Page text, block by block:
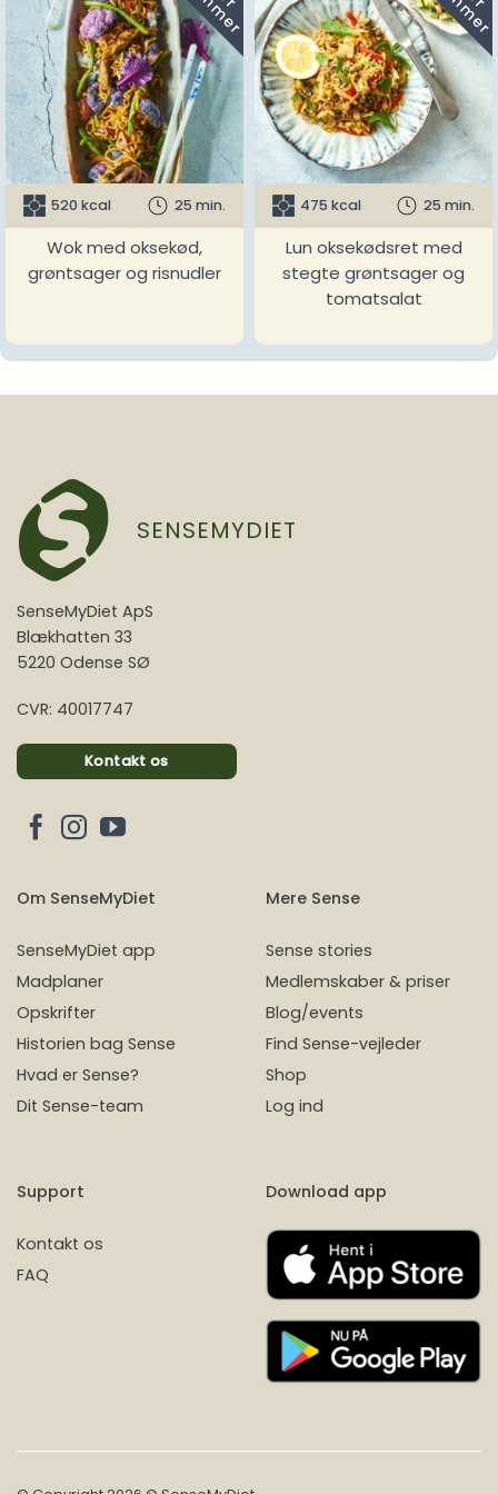
520 kcal 25 min.
Wok med oksekød,
grøntsager og risnudler
475 kcal 25 min.
Lun oksekødsret med
stegte grøntsager og
tomatsalat
SENSEMYDIET
SenseMyDiet ApS
Blækhatten 33
5220 Odense SØ
CVR: 40017747
Kontakt os
Om SenseMyDiet
SenseMyDiet app
Madplaner
Opskrifter
Historien bag Sense
Hvad er Sense?
Dit Sense-team
Mere Sense
Sense stories
Medlemskaber & priser
Blog/events
Find Sense-vejleder
Shop
Log ind
Support
Kontakt os
FAQ
Download app